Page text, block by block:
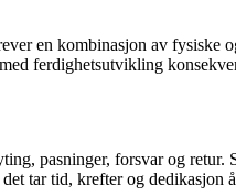
en kombinasjon av fysiske
ferdighetsutvikling
pasninger, forsvar og retur.
tar tid, krefter og dedikasjon